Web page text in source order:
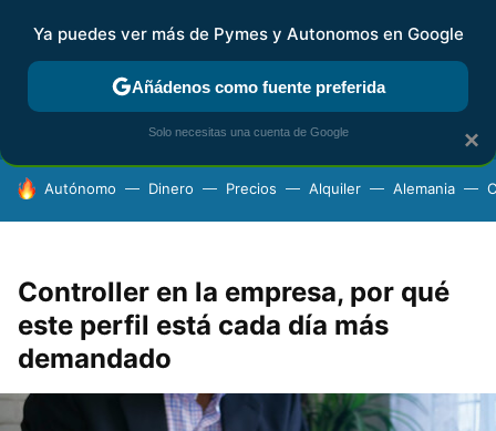
FISCALIDAD Y CONTABILIDAD KIT DIGITAL RENTA
HOY SE HABLA DE
Autónomo Dinero Precios Alquiler Alemania
Controller en la empresa, por qué
este perfil está cada día más
demandado
×
Ya puedes ver más de Pymes y Autonomos en Google
Añádenos como fuente preferida
Solo necesitas una cuenta de Google